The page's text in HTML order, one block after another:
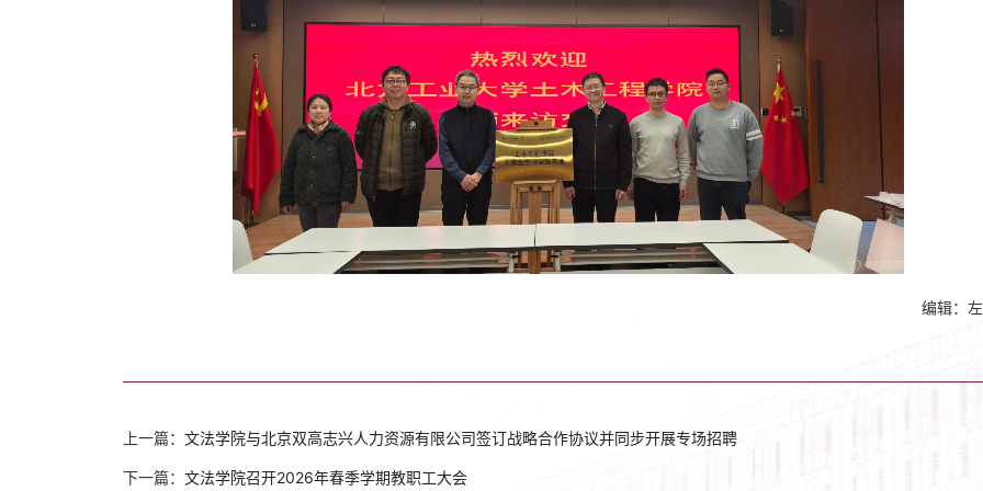
编辑：
上一篇： 文法学院与北京双高志兴人力资源有限公司签订战略合作协议并同步开展专场招聘
下一篇： 文法学院召开2026年春季学期教职工大会